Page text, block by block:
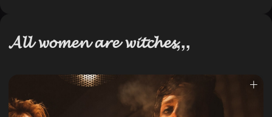
𝓐𝓵𝓵 𝔀𝓸𝓶𝓮𝓷 𝓪𝓻𝓮 𝔀𝓲𝓽𝓬𝓱𝓮𝓼,,,